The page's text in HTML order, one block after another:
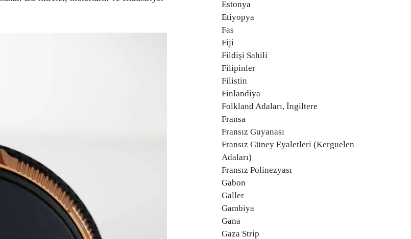
Estonya
Etiyopya
Fas
Fiji
Fildişi Sahili
Filipinler
Filistin
Finlandiya
Folkland Adaları, İngiltere
Fransa
Fransız Guyanası
Fransız Güney Eyaletleri (Kerguelen
Adaları)
Fransız Polinezyası
Gabon
Galler
Gambiya
Gana
Gaza Strip